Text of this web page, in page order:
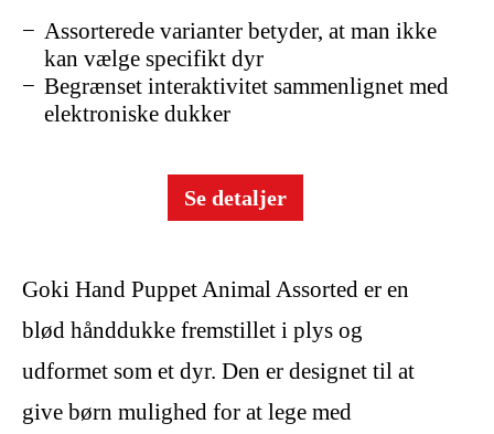
Goki Hand Puppet Animal Assorted er en
blød hånddukke fremstillet i plys og
udformet som et dyr. Den er designet til at
give børn mulighed for at lege med
Assorterede varianter betyder, at man ikke
kan vælge specifikt dyr
Begrænset interaktivitet sammenlignet med
elektroniske dukker
Se detaljer